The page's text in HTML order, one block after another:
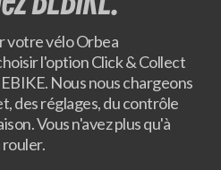
votre vélo Orbea
l'option Click & Collect
Nous nous chargeons
des réglages, du contrôle
Vous n'avez plus qu'à